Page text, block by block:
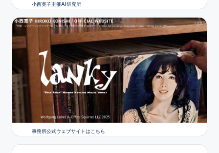
小西寛子主催AI研究所
事務所公式ウェブサイトはこちら